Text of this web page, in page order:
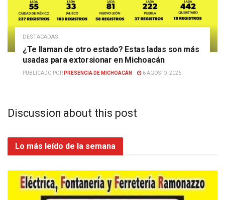
DESTACADAS
¿Te llaman de otro estado? Estas ladas son más
usadas para extorsionar en Michoacán
PUBLICADO POR PRESENCIA DE MICHOACÁN 6 AGOSTO, 2026
Discussion about this post
Lo más leído de la semana